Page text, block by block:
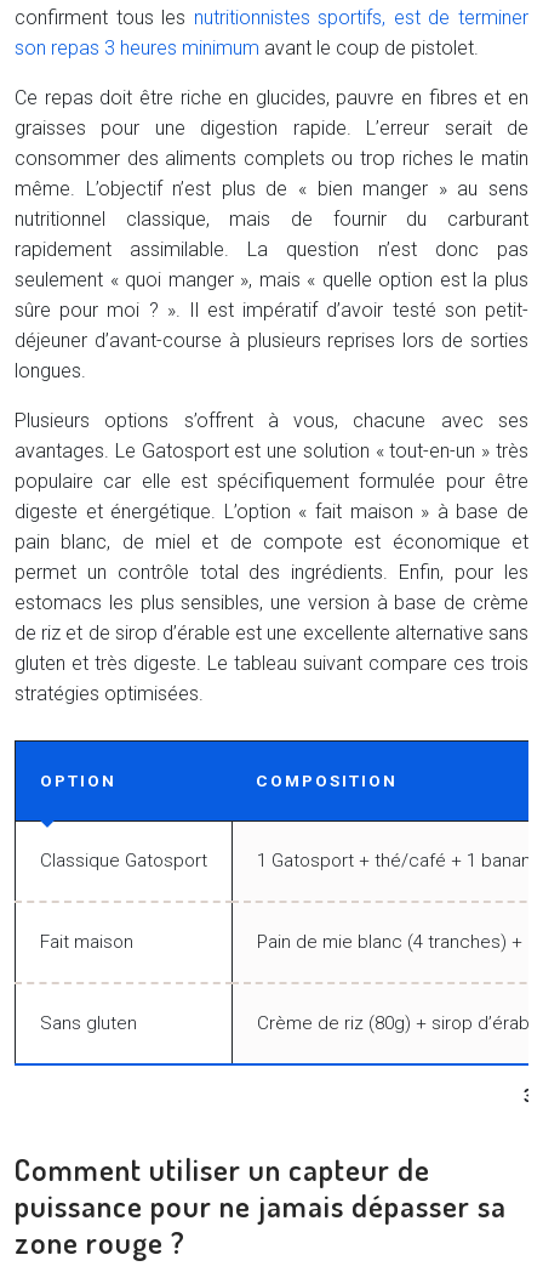
confirment tous les nutritionnistes sportifs, est de terminer
son repas 3 heures minimum avant le coup de pistolet.
Ce repas doit être riche en glucides, pauvre en fibres et en
graisses pour une digestion rapide. L’erreur serait de
consommer des aliments complets ou trop riches le matin
même. L’objectif n’est plus de « bien manger » au sens
nutritionnel classique, mais de fournir du carburant
rapidement assimilable. La question n’est donc pas
seulement « quoi manger », mais « quelle option est la plus
sûre pour moi ? ». Il est impératif d’avoir testé son petit-
déjeuner d’avant-course à plusieurs reprises lors de sorties
longues.
Plusieurs options s’offrent à vous, chacune avec ses
avantages. Le Gatosport est une solution « tout-en-un » très
populaire car elle est spécifiquement formulée pour être
digeste et énergétique. L’option « fait maison » à base de
pain blanc, de miel et de compote est économique et
permet un contrôle total des ingrédients. Enfin, pour les
estomacs les plus sensibles, une version à base de crème
de riz et de sirop d’érable est une excellente alternative sans
gluten et très digeste. Le tableau suivant compare ces trois
stratégies optimisées.
3
OPTION COMPOSITION
Classique Gatosport 1 Gatosport + thé/café + 1 banane
Fait maison Pain de mie blanc (4 tranches) +
Sans gluten Crème de riz (80g) + sirop
Comment utiliser un capteur de
puissance pour ne jamais dépasser sa
zone rouge ?